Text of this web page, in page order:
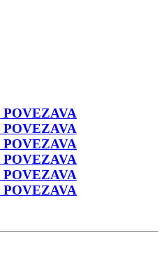
POVEZAVA
POVEZAVA
POVEZAVA
POVEZAVA
POVEZAVA
POVEZAVA